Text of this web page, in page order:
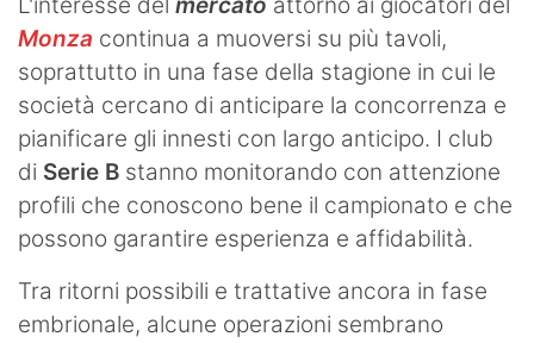
L'interesse del mercato attorno ai giocatori del
Monza continua a muoversi su più tavoli,
soprattutto in una fase della stagione in cui le
società cercano di anticipare la concorrenza e
pianificare gli innesti con largo anticipo. I club
di Serie B stanno monitorando con attenzione
profili che conoscono bene il campionato e che
possono garantire esperienza e affidabilità.
Tra ritorni possibili e trattative ancora in fase
embrionale, alcune operazioni sembrano